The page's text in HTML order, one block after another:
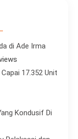
di Ade Irma
17.352 Unit
Kondusif Di